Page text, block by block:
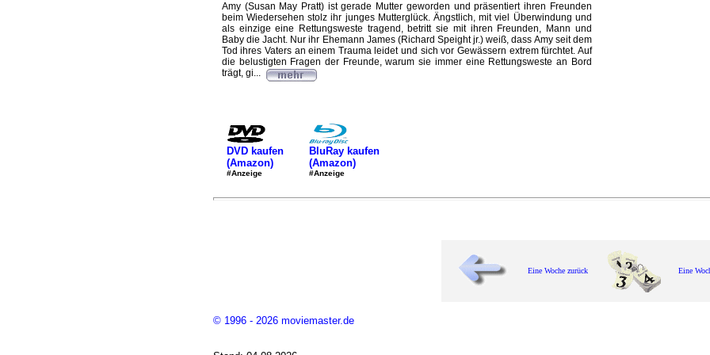
Amy (Susan May Pratt) ist gerade Mutter geworden und präsentiert ihren Freunden
beim Wiedersehen stolz ihr junges Mutterglück. Ängstlich, mit viel Überwindung und
als einzige eine Rettungsweste tragend, betritt sie mit ihren Freunden, Mann und
Baby die Jacht. Nur ihr Ehemann James (Richard Speight jr.) weiß, dass Amy seit dem
Tod ihres Vaters an einem Trauma leidet und sich vor Gewässern extrem fürchtet. Auf
die belustigten Fragen der Freunde, warum sie immer eine Rettungsweste an Bord
trägt, gi...
DVD kaufen
(Amazon)
#Anzeige
BluRay kaufen
(Amazon)
#Anzeige
Eine Woche zurück Eine
© 1996 - 2026 moviemaster.de